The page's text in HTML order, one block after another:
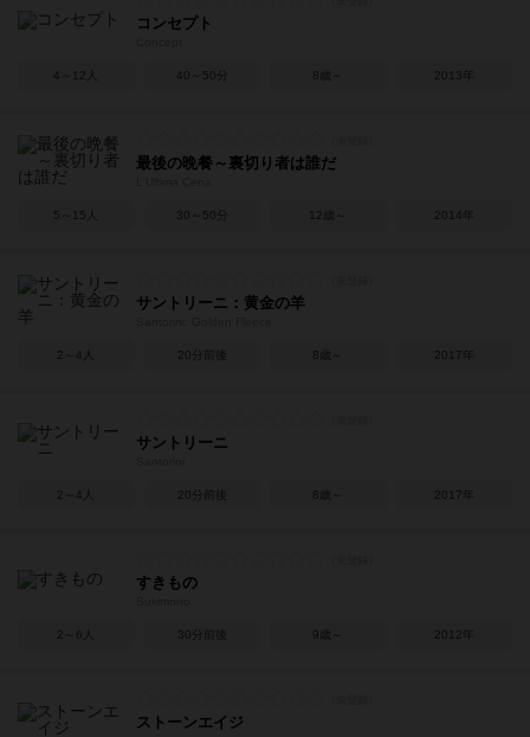
コンセプト
4～12人 40～50分 8歳～ 2013年
最後の晩餐～裏切り者は誰だ
5～15人 30～50分 12歳～ 2014年
サントリーニ：黄金の羊
2～4人 20分前後 8歳～ 2017年
サントリーニ
2～4人 20分前後 8歳～ 2017年
すきもの
2～6人 30分前後 9歳～ 2012年
ストーンエイジ